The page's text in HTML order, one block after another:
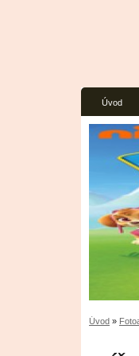
Úvod
Úvod »